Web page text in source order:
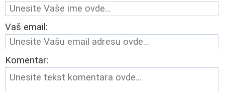
Vaš email:
Komentar: